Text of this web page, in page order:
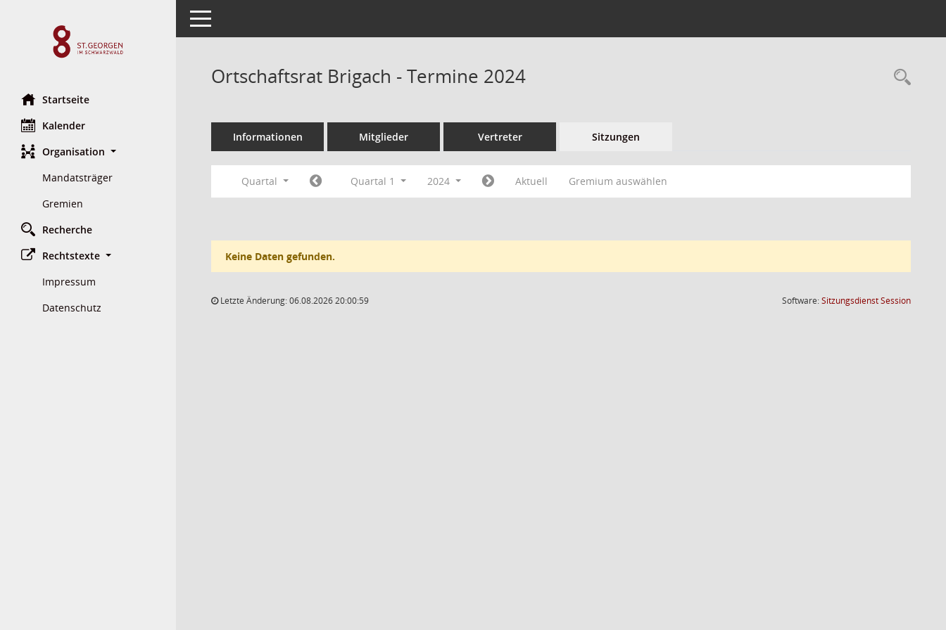
Startseite
Kalender
Organisation
Mandatsträger
Gremien
Recherche
Rechtstexte
Impressum
Datenschutz
Toggle navigation
Ortschaftsrat Brigach - Termine 2024
Informationen Mitglieder Vertreter Sitzungen
Quartal Quartal 1 2024 Aktuell Gremium auswählen
Keine Daten gefunden.
Letzte Änderung: 06.08.2026 20:00:59 Software:SitzungsdienstSession(Wird in